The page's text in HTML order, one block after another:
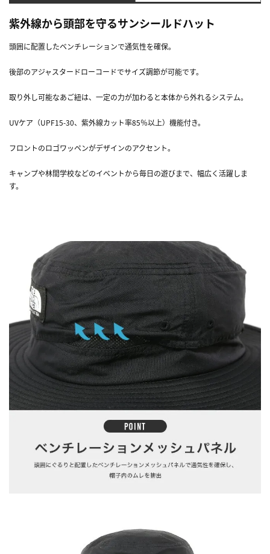
紫外線から頭部を守るサンシールドハット
頭囲に配置したベンチレーションで通気性を確保。
後部のアジャスタードローコードでサイズ調節が可能です。
取り外し可能なあご紐は、一定の力が加わると本体から外れるシステム。
UVケア（UPF15-30、紫外線カット率85％以上）機能付き。
フロントのロゴワッペンがデザインのアクセント。
キャンプや林間学校などのイベントから毎日の遊びまで、幅広く活躍しま
す。